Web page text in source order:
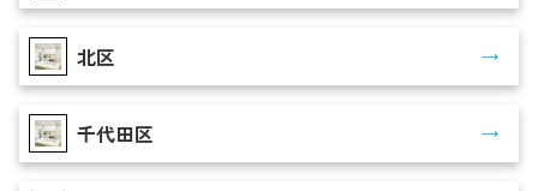
北区
千代田区